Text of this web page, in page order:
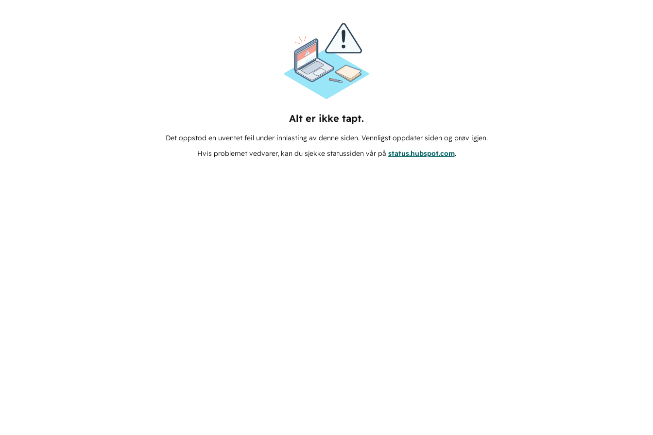
Alt er ikke tapt.
Det oppstod en uventet feil under innlasting av denne siden. Vennligst oppdater siden og prøv igjen.
Hvis problemet vedvarer, kan du sjekke statussiden vår på status.hubspot.com.